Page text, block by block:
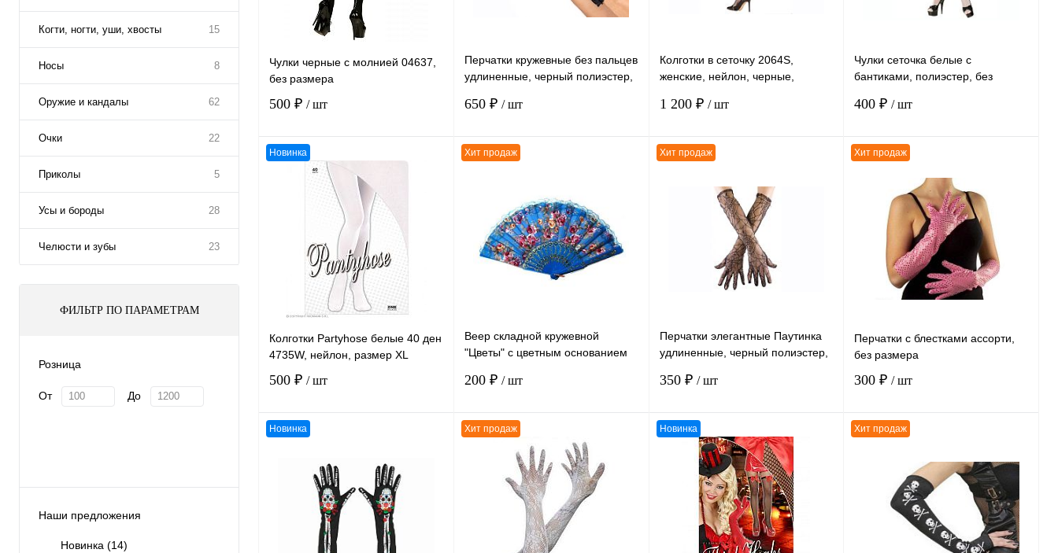
Когти, ногти, уши, хвосты 15
Носы 8
Оружие и кандалы 62
Очки 22
Приколы 5
Усы и бороды 28
Челюсти и зубы 23
ФИЛЬТР ПО ПАРАМЕТРАМ
Розница
От До
Наши предложения
Новинка (14)
Чулки черные с молнией 04637,
без размера
500 ₽ / шт
наличии
Перчатки кружевные без пальцев
удлиненные, черный полиэстер,
650 ₽ / шт
К сравнению
В избранное
наличии
Колготки в сеточку 2064S,
женские, нейлон, черные,
1 200 ₽ / шт
К сравнению
наличии
Чулки сеточка белые с
бантиками, полиэстер, без
400 ₽/ шт
К сравнению
В избранное
наличии
Новинка
Колготки Partyhose белые 40 ден
4735W, нейлон, размер XL
500 ₽ / шт
К сравнению
В избранное
наличии
Хит продаж
Веер складной кружевной
"Цветы" с цветным основанием
размер 24 см
200 ₽ / шт
В корзину
К сравнению
В избранное
наличии
Хит продаж
Перчатки элегантные Паутинка
удлиненные, черный полиэстер,
350 ₽ / шт
В корзину
К сравнению
В избранное
наличии
Хит продаж
Перчатки с блестками ассорти,
без размера
300 ₽/ шт
К сравнению
В избранное
В
наличии
Новинка Хит продаж Новинка Хит продаж